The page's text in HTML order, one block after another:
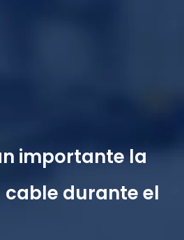
importante la
durante el